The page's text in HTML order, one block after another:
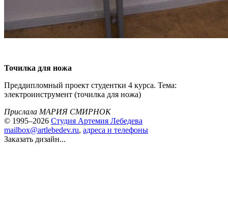
Точилка для ножа
Преддипломный проект студентки 4 курса. Тема:
электроинструмент (точилка для ножа)
Прислала МАРИЯ СМИРНОК
© 1995–2026 Студия Артемия Лебедева
mailbox@artlebedev.ru, адреса и телефоны
Заказать дизайн...